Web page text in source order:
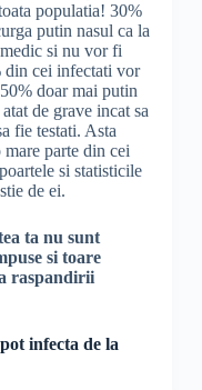
populatia! 30%
putin nasul ca la
si nu vor fi
din cei infectati vor
doar mai putin
de grave incat sa
fie testati. Asta
mare parte din cei
si statisticile
de ei.
ta nu sunt
si toare
raspandirii
infecta de la